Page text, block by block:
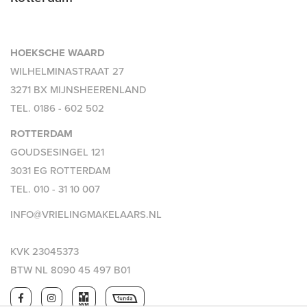
HOEKSCHE WAARD
WILHELMINASTRAAT 27
3271 BX MIJNSHEERENLAND
TEL. 0186 - 602 502
ROTTERDAM
GOUDSESINGEL 121
3031 EG ROTTERDAM
TEL. 010 - 31 10 007
INFO@VRIELINGMAKELAARS.NL
KVK 23045373
BTW NL 8090 45 497 B01